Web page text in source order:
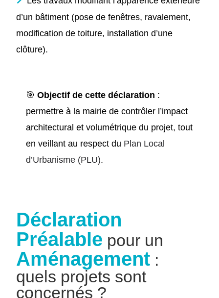
d’un bâtiment (pose de fenêtres, ravalement,
modification de toiture, installation d’une
clôture).
🎯Objectif de cette déclaration :
permettre à la mairie de contrôler l’impact
architectural et volumétrique du projet, tout
en veillant au respect du Plan Local
d’Urbanisme (PLU).
Déclaration
Préalable pour un
Aménagement :
quels projets sont
concernés ?